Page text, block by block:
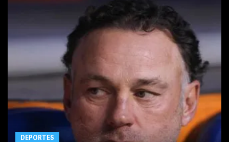
DEPORTES